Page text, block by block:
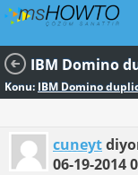
IBM Domino
Konu: IBM Domino
cuneyt
06-19-2014